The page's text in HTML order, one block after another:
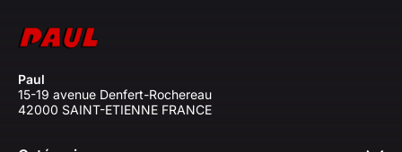
Paul
15-19 avenue Denfert-Rochereau
42000 SAINT-ETIENNE FRANCE